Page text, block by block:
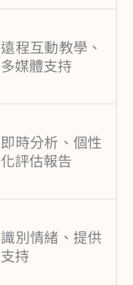
遠程互動教學、
多媒體支持
即時分析、個性
化評估報告
識別情緒、提供
支持